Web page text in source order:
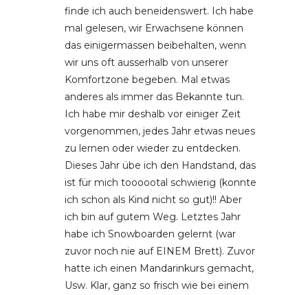
finde ich auch beneidenswert. Ich habe
mal gelesen, wir Erwachsene können
das einigermassen beibehalten, wenn
wir uns oft ausserhalb von unserer
Komfortzone begeben. Mal etwas
anderes als immer das Bekannte tun.
Ich habe mir deshalb vor einiger Zeit
vorgenommen, jedes Jahr etwas neues
zu lernen oder wieder zu entdecken.
Dieses Jahr übe ich den Handstand, das
ist für mich toooootal schwierig (konnte
ich schon als Kind nicht so gut)!! Aber
ich bin auf gutem Weg. Letztes Jahr
habe ich Snowboarden gelernt (war
zuvor noch nie auf EINEM Brett). Zuvor
hatte ich einen Mandarinkurs gemacht,
Usw. Klar, ganz so frisch wie bei einem